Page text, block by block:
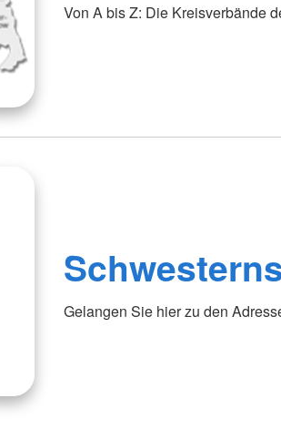
Von A bis Z: Die Kreisverbände
Gelangen Sie hier zu den